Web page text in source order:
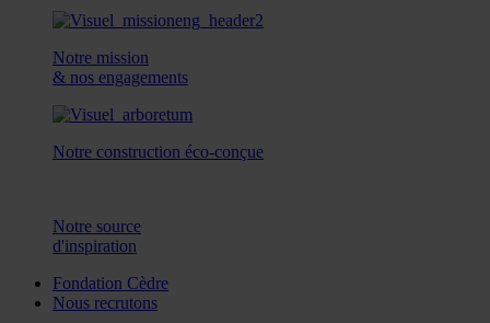
Notre mission
& nos engagements
Notre construction éco-conçue
Notre source
d'inspiration
Fondation Cèdre
Nous recrutons